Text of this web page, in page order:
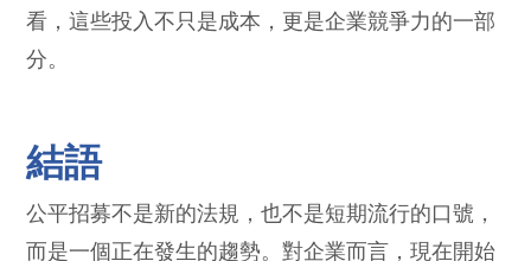
看，這些投入不只是成本，更是企業競爭力的一部
分。
結語
公平招募不是新的法規，也不是短期流行的口號，
而是一個正在發生的趨勢。對企業而言，現在開始